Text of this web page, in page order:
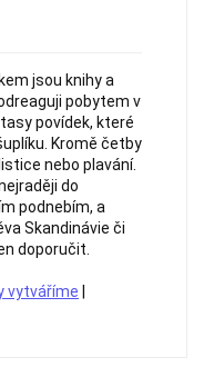
jsou knihy a
pobytem v
povídek, které
Kromě četby
nebo plavání.
do
podnebím, a
Skandinávie či
doporučit.
vytváříme